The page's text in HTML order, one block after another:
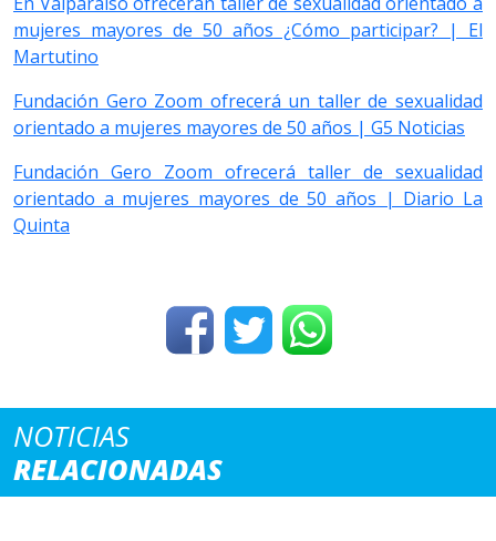
mujeres mayores de 50 años ¿Cómo participar? | El
Martutino
Fundación Gero Zoom ofrecerá un taller de sexualidad
orientado a mujeres mayores de 50 años | G5 Noticias
Fundación Gero Zoom ofrecerá taller de sexualidad
orientado a mujeres mayores de 50 años | Diario La
Quinta
NOTICIAS
RELACIONADAS